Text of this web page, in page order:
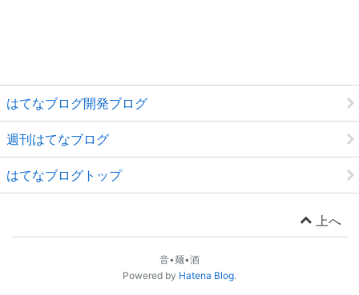
はてなブログ開発ブログ
週刊はてなブログ
はてなブログトップ
上へ
音•麺•酒
Powered by Hatena Blog.